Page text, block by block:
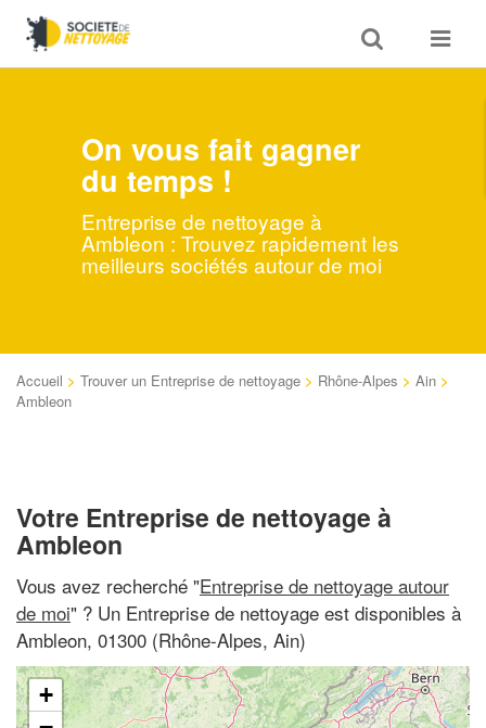
Toggle
search
Toggle
On vous fait gagner
du temps !
Entreprise de nettoyage à
Ambleon : Trouvez rapidement les
meilleurs sociétés autour de moi
Accueil > Trouver un Entreprise de nettoyage > Rhône-Alpes > Ain >
Ambleon
Votre Entreprise de nettoyage à
Ambleon
Vous avez recherché "Entreprise de nettoyage autour
de moi" ? Un Entreprise de nettoyage est disponibles à
Ambleon, 01300 (Rhône-Alpes, Ain)
+